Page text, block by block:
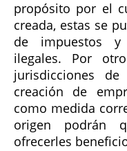
propósito por el
creada, estas se
de impuestos y
ilegales. Por
jurisdicciones
creación de
como medida
origen podrán
ofrecerles